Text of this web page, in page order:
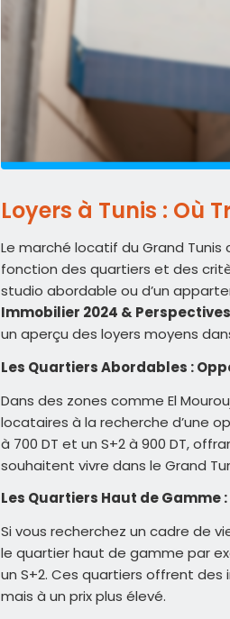
Loyers à Tunis : Où
Le marché locatif du Grand
fonction des quartiers et des
studio abordable ou d’un
Immobilier 2024 &
un aperçu des loyers moyens
Les Quartiers Abordables :
Dans des zones comme El
locataires à la recherche d’une
à 700 DT et un S+2 à 900 DT,
souhaitent vivre dans le Grand
Les Quartiers Haut de Gamme
Si vous recherchez un cadre de
le quartier haut de gamme par
un S+2. Ces quartiers offrent
mais à un prix plus élevé.